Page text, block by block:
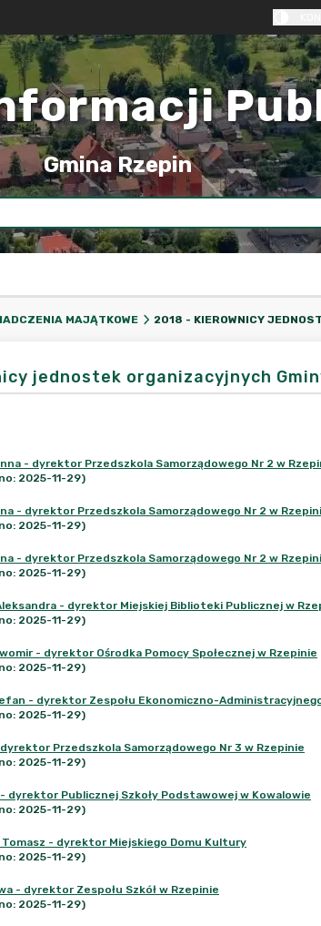
Gmina Rzepin
MAJĄTKOWE
jednostek organizacyjnych
- dyrektor Przedszkola Samorządowego Nr 2 w
2025-11-29)
- dyrektor Przedszkola Samorządowego Nr 2 w
2025-11-29)
- dyrektor Przedszkola Samorządowego Nr 2 w
2025-11-29)
- dyrektor Miejskiej Biblioteki Publicznej w
2025-11-29)
- dyrektor Ośrodka Pomocy Społecznej w Rzepinie
2025-11-29)
- dyrektor Zespołu Ekonomiczno-
2025-11-29)
Przedszkola Samorządowego Nr 3 w Rzepinie
2025-11-29)
- dyrektor Publicznej Szkoły Podstawowej w Kowalowie
2025-11-29)
- dyrektor Miejskiego Domu Kultury
2025-11-29)
- dyrektor Zespołu Szkół w Rzepinie
2025-11-29)